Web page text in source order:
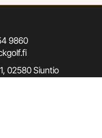
9860
02580 Siuntio